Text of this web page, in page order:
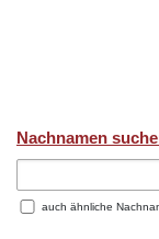
Nachnamen
auch ähnliche